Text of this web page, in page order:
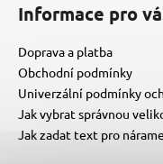
Informace pro
Doprava a platba
Obchodní podmínky
Univerzální podmínky
Jak vybrat správnou
Jak zadat text pro